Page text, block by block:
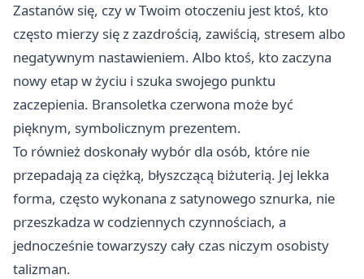
Zastanów się, czy w Twoim otoczeniu jest ktoś, kto
często mierzy się z zazdrością, zawiścią, stresem albo
negatywnym nastawieniem. Albo ktoś, kto zaczyna
nowy etap w życiu i szuka swojego punktu
zaczepienia. Bransoletka czerwona może być
pięknym, symbolicznym prezentem.
To również doskonały wybór dla osób, które nie
przepadają za ciężką, błyszczącą biżuterią. Jej lekka
forma, często wykonana z satynowego sznurka, nie
przeszkadza w codziennych czynnościach, a
jednocześnie towarzyszy cały czas niczym osobisty
talizman.